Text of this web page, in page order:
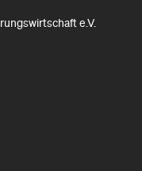
e.V.